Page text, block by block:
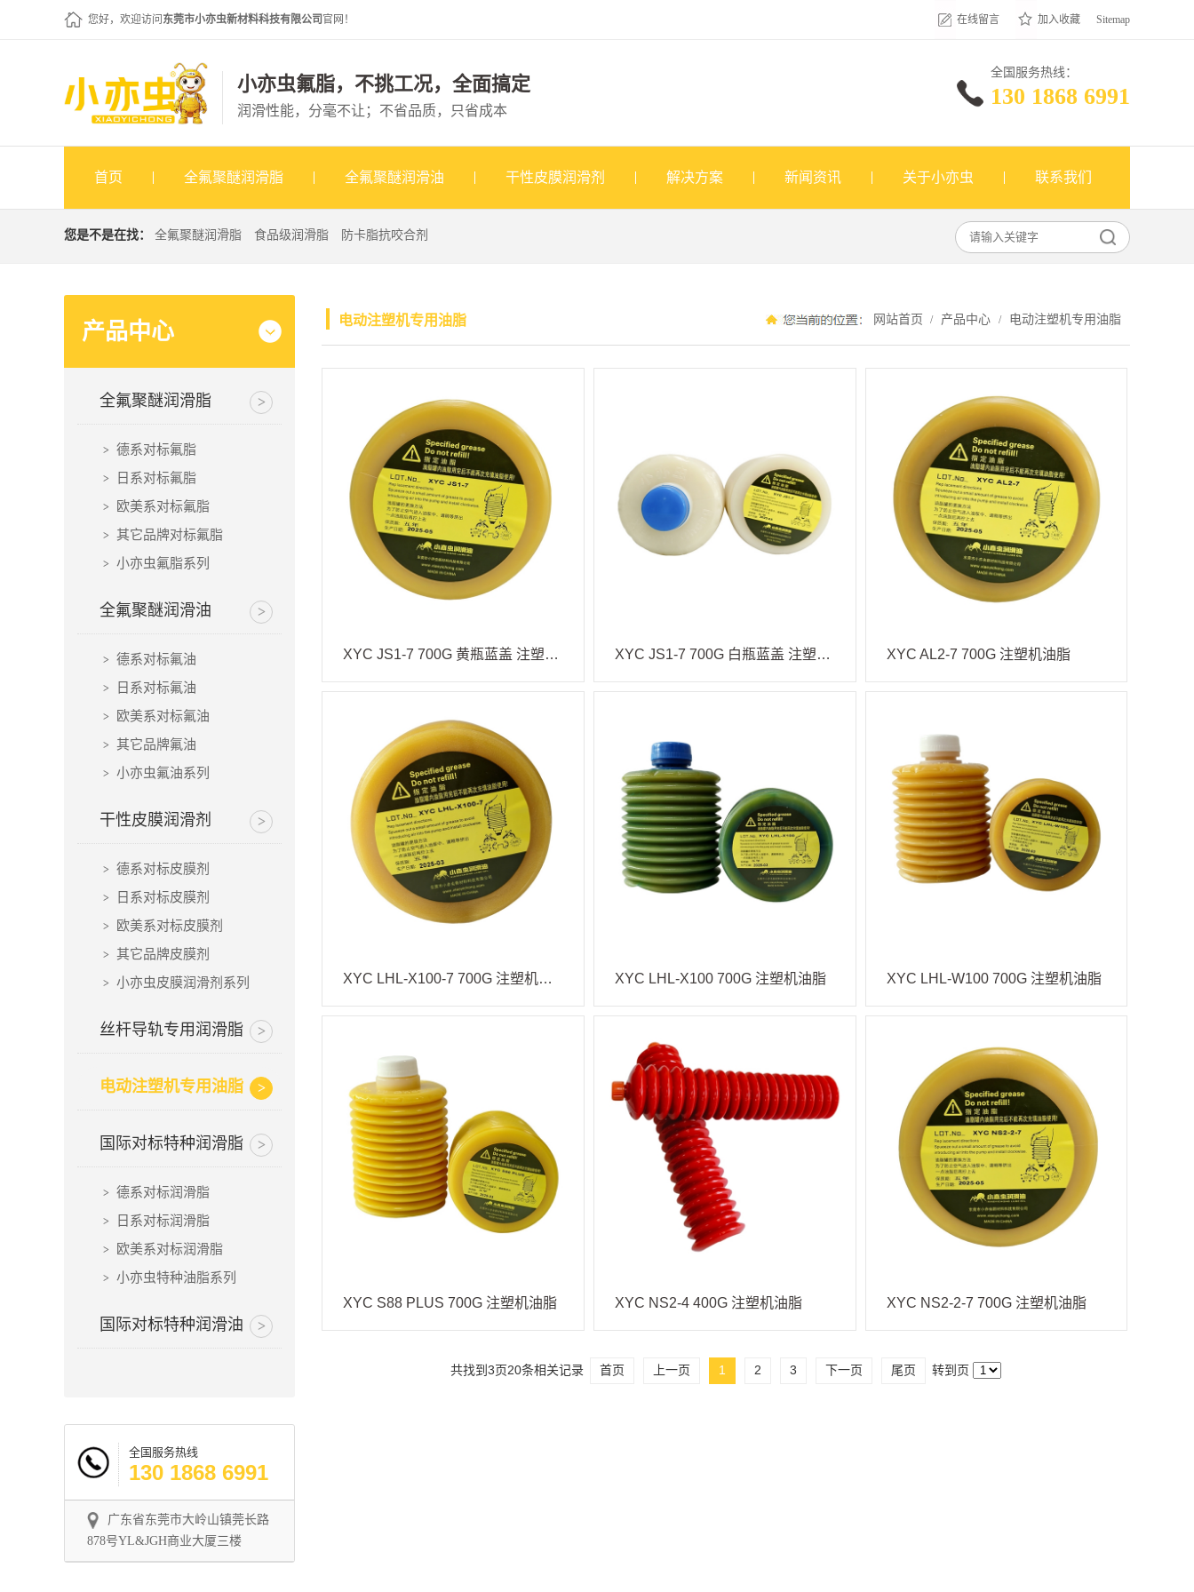
在线留言 加入收藏 Sitemap
您好，欢迎访问 东莞市小亦虫新材料科技有限公司 官网！
小亦虫氟脂，不挑工况，全面搞定
润滑性能，分毫不让；不省品质，只省成本
全国服务热线：
130 1868 6991
首页 全氟聚醚润滑脂 全氟聚醚润滑油 干性皮膜润滑剂 解决方案 新闻资讯 关于小亦虫 联系我们
您是不是在找： 全氟聚醚润滑脂 食品级润滑脂 防卡脂抗咬合剂
产品中心
全氟聚醚润滑脂
德系对标氟脂
日系对标氟脂
欧美系对标氟脂
其它品牌对标氟脂
小亦虫氟脂系列
全氟聚醚润滑油
德系对标氟油
日系对标氟油
欧美系对标氟油
其它品牌氟油
小亦虫氟油系列
干性皮膜润滑剂
德系对标皮膜剂
日系对标皮膜剂
欧美系对标皮膜剂
其它品牌皮膜剂
小亦虫皮膜润滑剂系列
丝杆导轨专用润滑脂
电动注塑机专用油脂
国际对标特种润滑脂
德系对标润滑脂
日系对标润滑脂
欧美系对标润滑脂
小亦虫特种油脂系列
国际对标特种润滑油
全国服务热线
130 1868 6991
广东省东莞市大岭山镇莞长路
878号YL&JGH商业大厦三楼
电动注塑机专用油脂 网站首页 / 产品中心 / 电动注塑机专用油脂
XYC JS1-7 700G 黄瓶蓝盖 注塑机油脂 XYC JS1-7 700G 白瓶蓝盖 注塑机油脂 XYC AL2-7 700G 注塑机油脂
XYC LHL-X100-7 700G 注塑机油脂 XYC LHL-X100 700G 注塑机油脂 XYC LHL-W100 700G 注塑机油脂
XYC S88 PLUS 700G 注塑机油脂 XYC NS2-4 400G 注塑机油脂 XYC NS2-2-7 700G 注塑机油脂
共找到 3页20条相关记录 首页 上一页 1 2 3 下一页 尾页 转到页